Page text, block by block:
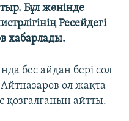
Бұл жөнінде
Ресейдегі
хабарлады.
бес айдан бері сол
ол жақта
қозғалғанын айтты.